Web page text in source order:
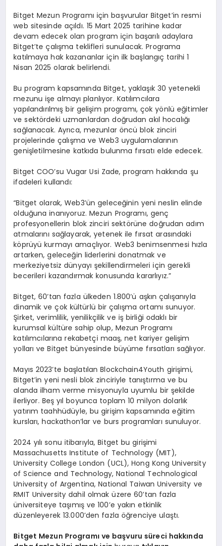
Bitget Mezun Programı için başvurular Bitget’in resmi
web sitesinde açıldı. 15 Mart 2025 tarihine kadar
devam edecek olan program için başarılı adaylara
Bitget’te çalışma teklifleri sunulacak. Programa
katılmaya hak kazananlar için ilk başlangıç tarihi 1
Nisan 2025 olarak belirlendi.
Bu program kapsamında Bitget, yaklaşık 30 yetenekli
mezunu işe almayı planlıyor. Katılımcılara
yapılandırılmış bir gelişim programı, çok yönlü eğitimler
ve sektördeki uzmanlardan doğrudan akıl hocalığı
sağlanacak. Ayrıca, mezunlar öncü blok zinciri
projelerinde çalışma ve Web3 uygulamalarının
genişletilmesine katkıda bulunma fırsatı elde edecek.
Bitget COO’su Vugar Usi Zade, program hakkında şu
ifadeleri kullandı:
“Bitget olarak, Web3’ün geleceğinin yeni neslin elinde
olduğuna inanıyoruz. Mezun Programı, genç
profesyonellerin blok zinciri sektörüne doğrudan adım
atmalarını sağlayarak, yetenek ile fırsat arasındaki
köprüyü kurmayı amaçlıyor. Web3 benimsenmesi hızla
artarken, geleceğin liderlerini donatmak ve
merkeziyetsiz dünyayı şekillendirmeleri için gerekli
becerileri kazandırmak konusunda kararlıyız.”
Bitget, 60’tan fazla ülkeden 1.800’ü aşkın çalışanıyla
dinamik ve çok kültürlü bir çalışma ortamı sunuyor.
Şirket, verimlilik, yenilikçilik ve iş birliği odaklı bir
kurumsal kültüre sahip olup, Mezun Programı
katılımcılarına rekabetçi maaş, net kariyer gelişim
yolları ve Bitget bünyesinde büyüme fırsatları sağlıyor.
Mayıs 2023’te başlatılan Blockchain4Youth girişimi,
Bitget’in yeni nesli blok zinciriyle tanıştırma ve bu
alanda ilham verme misyonuyla uyumlu bir şekilde
ilerliyor. Beş yıl boyunca toplam 10 milyon dolarlık
yatırım taahhüdüyle, bu girişim kapsamında eğitim
kursları, hackathon’lar ve burs programları sunuluyor.
2024 yılı sonu itibarıyla, Bitget bu girişimi
Massachusetts Institute of Technology (MIT),
University College London (UCL), Hong Kong University
of Science and Technology, National Technological
University of Argentina, National Taiwan University ve
RMIT University dahil olmak üzere 60’tan fazla
üniversiteye taşımış ve 100’e yakın etkinlik
düzenleyerek 13.000’den fazla öğrenciye ulaştı.
Bitget Mezun Programı ve başvuru süreci hakkında